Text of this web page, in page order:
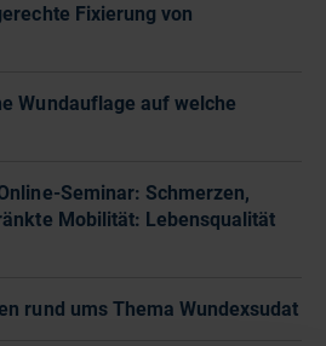
Fixierung von
Wundauflage auf welche
Seminar: Schmerzen,
Mobilität: Lebensqualität
rund ums Thema Wundexsudat